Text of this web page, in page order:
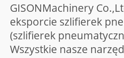
GISONMachinery
eksporcie szlifierek
(szlifierek
Wszystkie nasze